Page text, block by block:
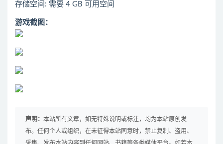
存储空间: 需要 4 GB 可用空间
游戏截图：
声明： 本站所有文章，如无特殊说明或标注，均为本站原创发
布。任何个人或组织，在未征得本站同意时，禁止复制、盗用、